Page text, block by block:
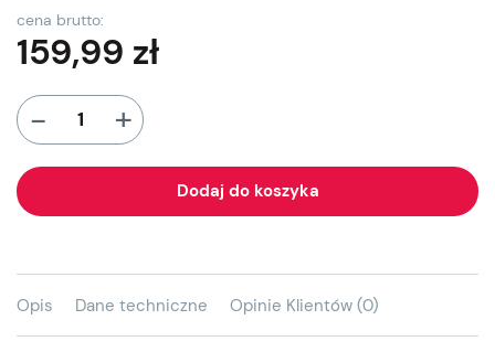
cena brutto:
159,99 zł
- +
Dodaj do koszyka
Opis Dane techniczne Opinie Klientów (0)